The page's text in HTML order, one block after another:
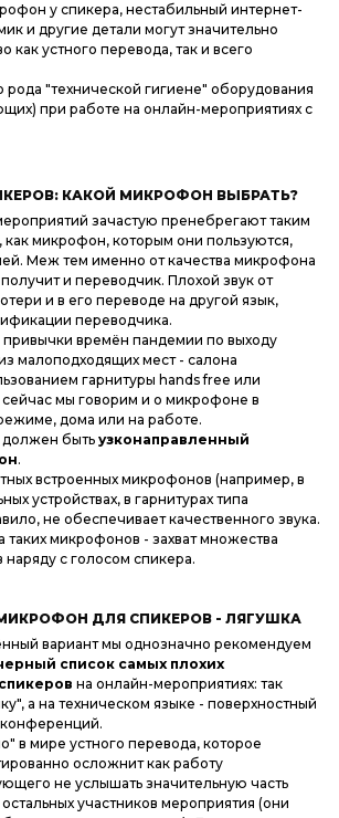
у спикера, нестабильный интернет-
и другие детали могут значительно
как устного перевода, так и всего
рода "технической гигиене" оборудования
при работе на онлайн-мероприятиях с
КАКОЙ МИКРОФОН ВЫБРАТЬ?
зачастую пренебрегают таким
микрофон, которым они пользуются,
Меж тем именно от качества микрофона
получит и переводчик. Плохой звук от
и в его переводе на другой язык,
переводчика.
привычки времён пандемии по выходу
малоподходящих мест - салона
гарнитуры hands free или
сейчас мы говорим и о микрофоне в
дома или на работе.
должен быть узконаправленный
.
встроенных микрофонов (например, в
устройствах, в гарнитурах типа
не обеспечивает качественного звука.
микрофонов - захват множества
наряду с голосом спикера.
ДЛЯ СПИКЕРОВ - ЛЯГУШКА
вариант мы однозначно рекомендуем
список самых плохих
на онлайн-мероприятиях: так
а на техническом языке - поверхностный
в мире устного перевода, которое
осложнит как работу
не услышать значительную часть
участников мероприятия (они